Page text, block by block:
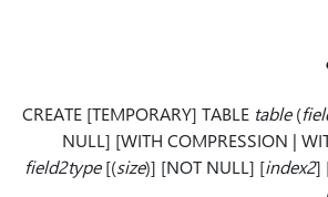
CREATE [TEMPORARY] TABLE table(
NULL] [WITH COMPRESSION |
field2type[(size)] [NOT NULL] [index2]